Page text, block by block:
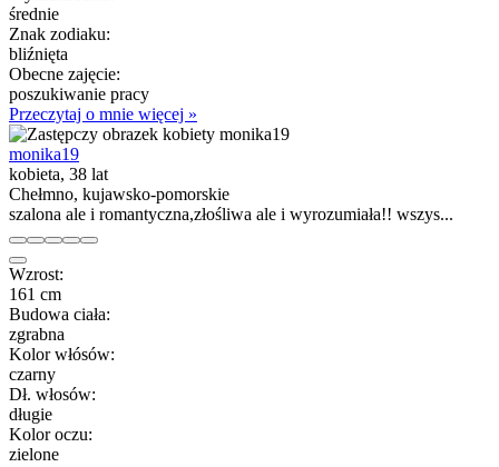
średnie
Znak zodiaku:
bliźnięta
Obecne zajęcie:
poszukiwanie pracy
Przeczytaj o mnie więcej »
monika19
kobieta, 38 lat
Chełmno, kujawsko-pomorskie
szalona ale i romantyczna,złośliwa ale i wyrozumiała!! wszys...
Wzrost:
161 cm
Budowa ciała:
zgrabna
Kolor włósów:
czarny
Dł. włosów:
długie
Kolor oczu:
zielone